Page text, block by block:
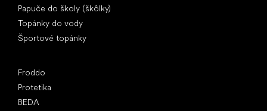
Papuče do školy (škôlky)
Topánky do vody
Športové topánky
Froddo
Protetika
BEDA